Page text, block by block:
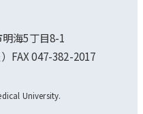
海5丁目8-1
FAX 047-382-2017
University.